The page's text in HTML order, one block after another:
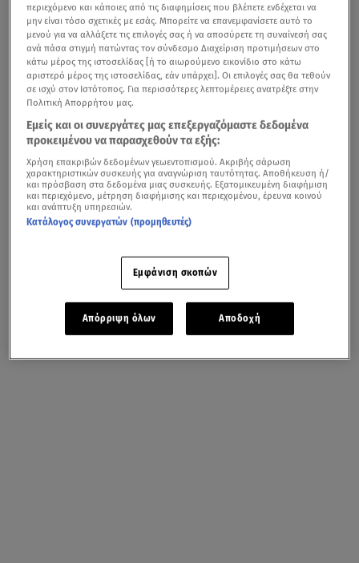
περιεχόμενο και κάποιες από τις διαφημίσεις που βλέπετε ενδέχεται να
μην είναι τόσο σχετικές με εσάς. Μπορείτε να επανεμφανίσετε αυτό το
μενού για να αλλάξετε τις επιλογές σας ή να αποσύρετε τη συναίνεσή σας
ανά πάσα στιγμή πατώντας τον σύνδεσμο Διαχείριση προτιμήσεων στο
κάτω μέρος της ιστοσελίδας [ή το αιωρούμενο εικονίδιο στο κάτω
αριστερό μέρος της ιστοσελίδας, εάν υπάρχει]. Οι επιλογές σας θα τεθούν
σε ισχύ στον Ιστότοπος. Για περισσότερες λεπτομέρειες ανατρέξτε στην
Πολιτική Απορρήτου μας.
Εμείς και οι συνεργάτες μας επεξεργαζόμαστε δεδομένα
προκειμένου να παρασχεθούν τα εξής:
Χρήση επακριβών δεδομένων γεωεντοπισμού. Ακριβής σάρωση
χαρακτηριστικών συσκευής για αναγνώριση ταυτότητας. Αποθήκευση ή/
και πρόσβαση στα δεδομένα μιας συσκευής. Εξατομικευμένη διαφήμιση
και περιεχόμενο, μέτρηση διαφήμισης και περιεχομένου, έρευνα κοινού
και ανάπτυξη υπηρεσιών.
Κατάλογος συνεργατών (προμηθευτές)
Εμφάνιση σκοπών
Απόρριψη όλων Αποδοχή